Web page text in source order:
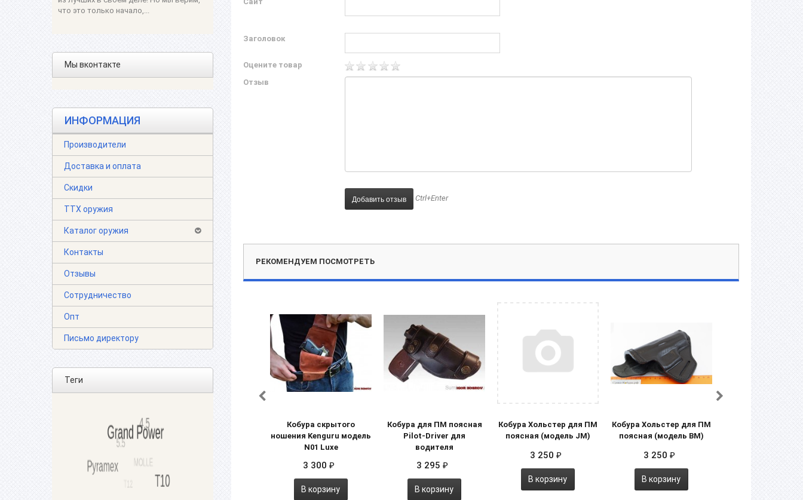
что это только начало,...
Мы вконтакте
ИНФОРМАЦИЯ
Производители
Доставка и оплата
Скидки
ТТХ оружия
Каталог оружия
Контакты
Отзывы
Сотрудничество
Опт
Письмо директору
Теги
Заголовок
Оцените товар
Отзыв
Ctrl+Enter
РЕКОМЕНДУЕМ ПОСМОТРЕТЬ
Кобура скрытого
ношения Kenguru модель
N01 Luxe
3 300 ₽
В корзину
Кобура для ПМ поясная
Pilot-Driver для
водителя
3 295 ₽
В корзину
Кобура Хольстер для ПМ
поясная (модель JM)
3 250 ₽
В корзину
Кобура Хольстер для ПМ
поясная (модель BM)
3 250 ₽
В корзину В корзину